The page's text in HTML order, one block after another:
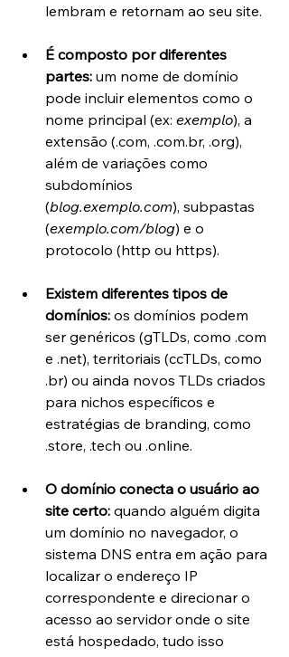
lembram e retornam ao seu site.
É composto por diferentes
partes: um nome de domínio
pode incluir elementos como o
nome principal (ex: exemplo), a
extensão (.com, .com.br, .org),
além de variações como
subdomínios
(blog.exemplo.com), subpastas
(exemplo.com/blog) e o
protocolo (http ou https).
Existem diferentes tipos de
domínios: os domínios podem
ser genéricos (gTLDs, como .com
e .net), territoriais (ccTLDs, como
.br) ou ainda novos TLDs criados
para nichos específicos e
estratégias de branding, como
.store, .tech ou .online.
O domínio conecta o usuário ao
site certo: quando alguém digita
um domínio no navegador, o
sistema DNS entra em ação para
localizar o endereço IP
correspondente e direcionar o
acesso ao servidor onde o site
está hospedado, tudo isso